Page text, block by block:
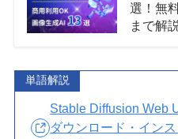
選！無
まで解
単語解説
Stable Diffusion Web
ダウンロード・イン